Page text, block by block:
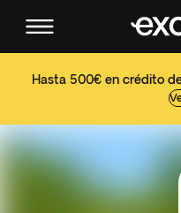
Hasta 500€ en crédito